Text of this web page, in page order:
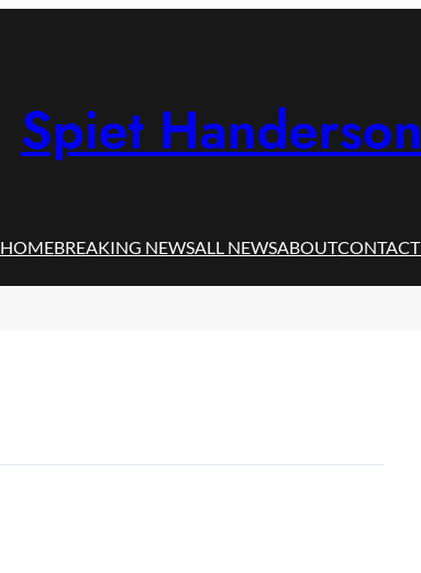
Spiet
HOMEBREAKING NEWSALL NEWSABOUTCONTACT